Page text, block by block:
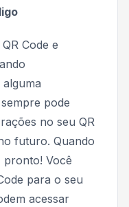
Code e
pode
no seu QR
futuro. Quando
Você
para o seu
acessar